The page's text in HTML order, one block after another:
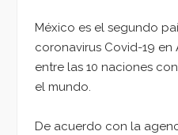
México es el segundo
coronavirus Covid-19 en
entre las 10 naciones
el mundo.
De acuerdo con la